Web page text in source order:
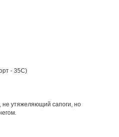
- 35С)
утяжеляющий сапоги, но